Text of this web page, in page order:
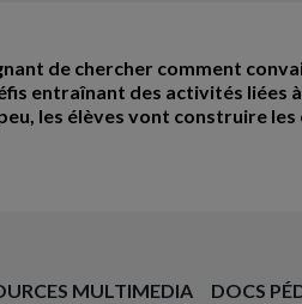
de chercher comment
entraînant des activités liées
les élèves vont construire
MULTIMEDIA DOCS